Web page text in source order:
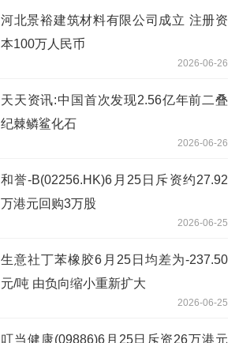
河北景裕建筑材料有限公司成立 注册资
本100万人民币
2026-06-26
天天资讯:中国首次发现2.56亿年前二叠
纪棘鳞鲨化石
2026-06-26
和誉-B(02256.HK)6月25日斥资约27.92
万港元回购3万股
2026-06-25
生意社丁苯橡胶6月25日均差为-237.50
元/吨 由负向缩小重新扩大
2026-06-25
叮当健康(09886)6月25日斥资26万港元